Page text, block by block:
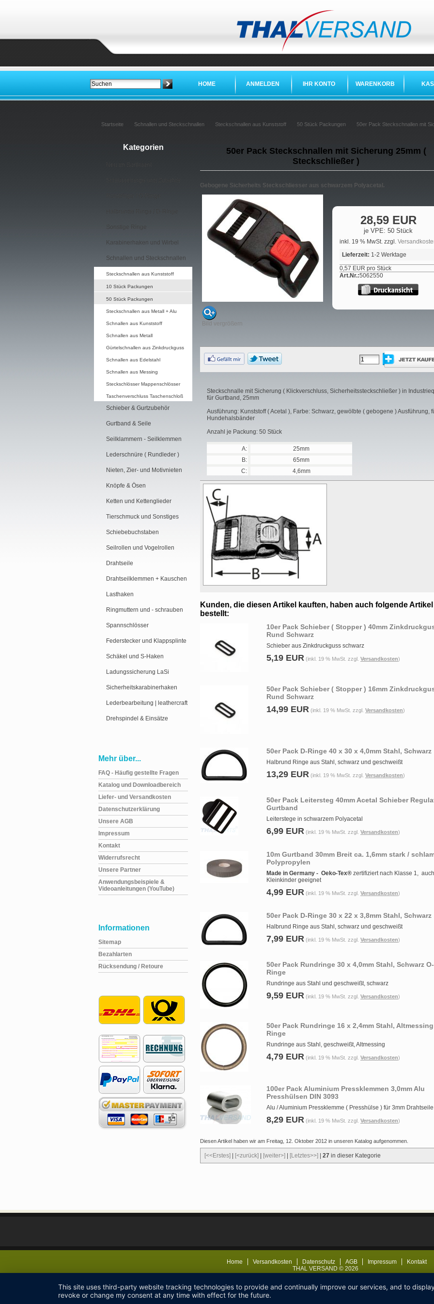
HOME ANMELDEN IHR KONTO WARENKORB
Startseite Schnallen und Steckschnallen Steckschnallen aus Kunststoff 50 Stück Packungen 50er Pack Steckschnallen mit
Kategorien
Neu im Sortiment
Schlüsselringe und Zubehör
Rundringe / O-Ringe
Halbrunde Ringe / D-Ringe
Sonstige Ringe
Karabinerhaken und Wirbel
Schnallen und Steckschnallen
Steckschnallen aus Kunststoff
10 Stück Packungen
50 Stück Packungen
Steckschnallen aus Metall + Alu
Schnallen aus Kunststoff
Schnallen aus Metall
Gürtelschnallen aus Zinkdruckguss
Schnallen aus Edelstahl
Schnallen aus Messing
Steckschlösser Mappenschlösser
Taschenverschluss Taschenschloß
Schieber & Gurtzubehör
Gurtband & Seile
Seilklammern - Seilklemmen
Lederschnüre ( Rundleder )
Nieten, Zier- und Motivnieten
Knöpfe & Ösen
Ketten und Kettenglieder
Tierschmuck und Sonstiges
Schiebebuchstaben
Seilrollen und Vogelrollen
Drahtseile
Drahtseilklemmen + Kauschen
Lasthaken
Ringmuttern und - schrauben
Spannschlösser
Federstecker und Klappsplinte
Schäkel und S-Haken
Ladungssicherung LaSi
Sicherheitskarabinerhaken
Lederbearbeitung | leathercraft
Drehspindel & Einsätze
Mehr über...
FAQ - Häufig gestellte Fragen
Katalog und Downloadbereich
Liefer- und Versandkosten
Datenschutzerklärung
Unsere AGB
Impressum
Kontakt
Widerrufsrecht
Unsere Partner
Anwendungsbeispiele &
Videoanleitungen (YouTube)
Informationen
Sitemap
Bezahlarten
Rücksendung / Retoure
50er Pack Steckschnallen mit Sicherung 25mm (
Steckschließer )
Gebogene Sicherheits Steckschliesser aus schwarzem Polyacetal.
Bild vergrößern
28,59 EUR
je VPE: 50 Stück
inkl. 19 % MwSt. zzgl.
Lieferzeit: 1-2 Werktage
0,57 EUR pro Stück
Art.Nr.:5062550
Steckschnalle mit Sicherung ( Klickverschluss, Sicherheitssteckschließer ) in
für Gurtband, 25mm
Ausführung: Kunststoff ( Acetal ), Farbe: Schwarz, gewölbte ( gebogene ) Ausführung,
Hundehalsbänder
Anzahl je Packung: 50 Stück
A:
25mm
B:
65mm
C:
4,6mm
Kunden, die diesen Artikel kauften, haben auch folgende Artikel
bestellt:
10er Pack Schieber ( Stopper ) 40mm
Rund Schwarz
Schieber aus Zinkdruckguss schwarz
5,19 EUR (inkl. 19 % MwSt. zzgl. Versandkosten)
50er Pack Schieber ( Stopper ) 16mm
Rund Schwarz
14,99 EUR (inkl. 19 % MwSt. zzgl. Versandkosten)
50er Pack D-Ringe 40 x 30 x 4,0mm Stahl, Schwarz
Halbrund Ringe aus Stahl, schwarz und geschweißt
13,29 EUR (inkl. 19 % MwSt. zzgl. Versandkosten)
50er Pack Leitersteg 40mm Acetal Schieber
Gurtband
Leiterstege in schwarzem Polyacetal
6,99 EUR (inkl. 19 % MwSt. zzgl. Versandkosten)
10m Gurtband 30mm Breit ca. 1,6mm stark /
Polypropylen
Made in Germany - Oeko-Tex® zertifiziert nach Klasse 1,
Kleinkinder geeignet
4,99 EUR (inkl. 19 % MwSt. zzgl. Versandkosten)
50er Pack D-Ringe 30 x 22 x 3,8mm Stahl, Schwarz
Halbrund Ringe aus Stahl, schwarz und geschweißt
7,99 EUR (inkl. 19 % MwSt. zzgl. Versandkosten)
50er Pack Rundringe 30 x 4,0mm Stahl, Schwarz O-
Ringe
Rundringe aus Stahl und geschweißt, schwarz
9,59 EUR (inkl. 19 % MwSt. zzgl. Versandkosten)
50er Pack Rundringe 16 x 2,4mm Stahl,
Ringe
Rundringe aus Stahl, geschweißt, Altmessing
4,79 EUR (inkl. 19 % MwSt. zzgl. Versandkosten)
100er Pack Aluminium Pressklemmen 3,0mm Alu
Presshülsen DIN 3093
Alu / Aluminium Pressklemme ( Presshülse ) für 3mm Drahtseile
8,29 EUR (inkl. 19 % MwSt. zzgl. Versandkosten)
Diesen Artikel haben wir am Freitag, 12. Oktober 2012 in unseren Katalog aufgenommen.
[<<Erstes] [<zurück] [weiter>] [Letztes>>] 27 in dieser Kategorie
Home Versandkosten Datenschutz AGB Impressum
Kontakt
THAL VERSAND © 2026
This site uses third-party website tracking technologies to provide and continually improve our services, and to
revoke or change my consent at any time with effect for the future.